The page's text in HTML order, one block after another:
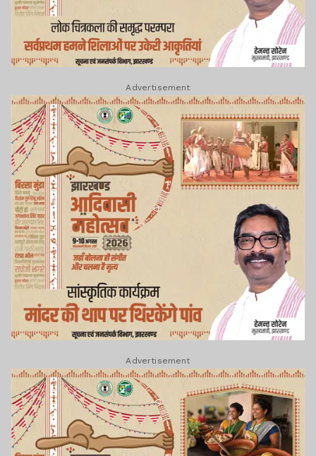
Advertisement
Advertisement